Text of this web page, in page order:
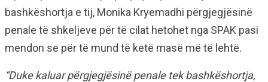
bashkëshortja e tij, Monika Kryemadhi përgjegjësinë
penale të shkeljeve për të cilat hetohet nga SPAK pasi
mendon se për të mund të ketë masë më të lehtë.
“Duke kaluar përgjegjësinë penale tek bashkëshortja,